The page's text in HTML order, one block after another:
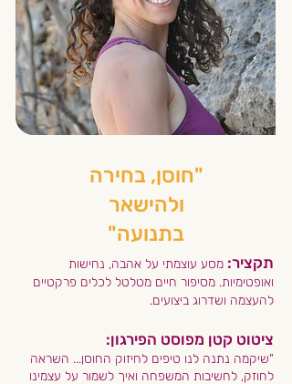
"חוסן, בחירה
ולהישאר
בתנועה"
תקציר: מסע עוצמתי על אהבה, נחישות
ואופטימיות. מסיפור חיים מטלטל לכלים פרקטיים
להעצמה ושדרוג ביצועים.
ציטוט קטן מפוסט הפירגון:
"שיקמה נתנה לנו טיפים לחיזוק החוסן... השראה
לחוזק, לחשיבות המשפחה ואיך לשמור על עצמינו